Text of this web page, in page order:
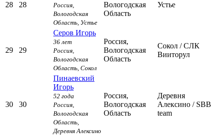
28 28
Россия,
Вологодская
Область, Устье
Вологодская
Область
Устье
29 29
Серов Игорь
36 лет
Россия,
Вологодская
Область, Сокол
Россия,
Вологодская
Область
Сокол / СЛК
Вииторул
30 30
Пинаевский
Игорь
52 года
Россия,
Вологодская
Область,
Деревня Алексино
Россия,
Вологодская
Область
Деревня
Алексино / SBB
team